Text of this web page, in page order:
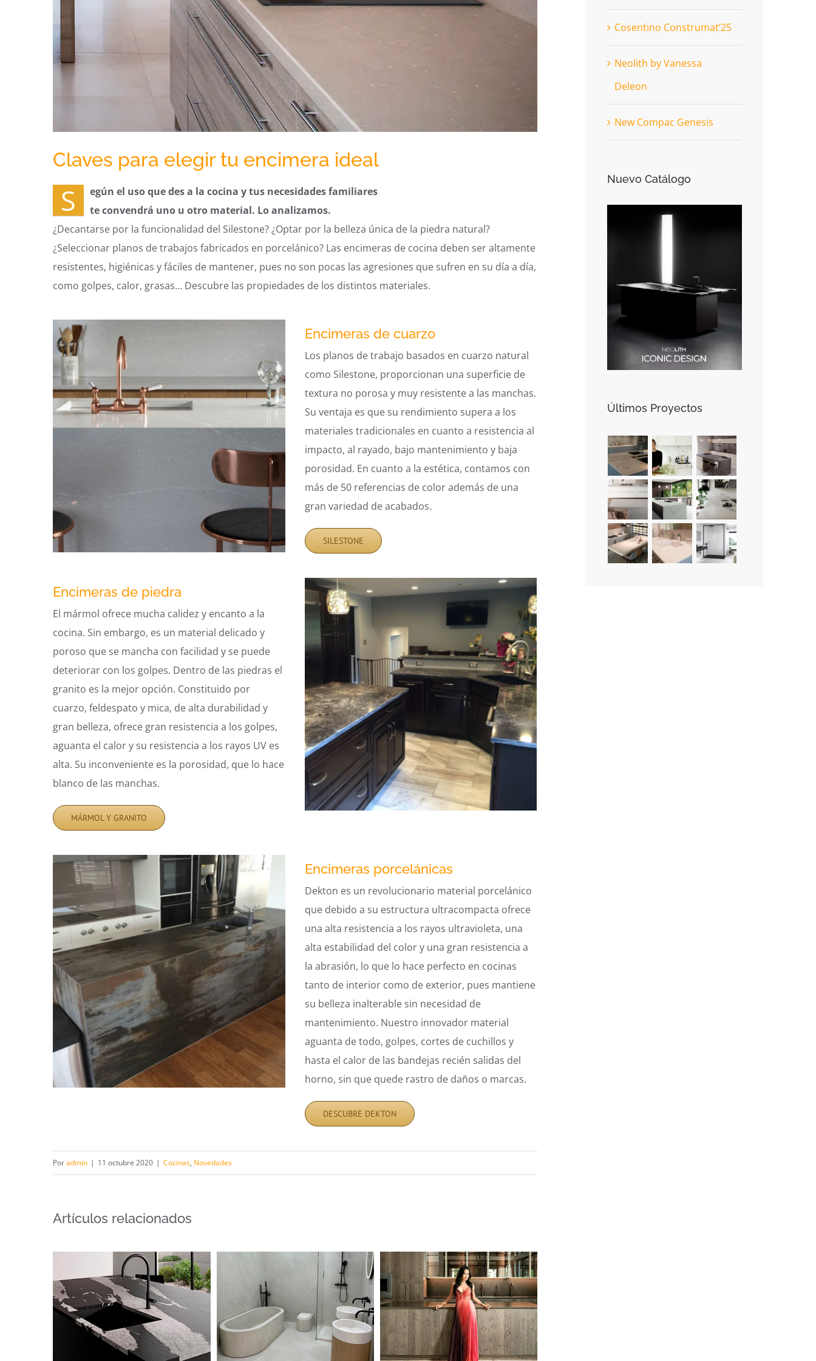
Claves para elegir tu encimera ideal
S
egún el uso que des a la cocina y tus necesidades familiares
te convendrá uno u otro material. Lo analizamos.
¿Decantarse por la funcionalidad del Silestone? ¿Optar por la belleza única de la piedra natural?
¿Seleccionar planos de trabajos fabricados en porcelánico? Las encimeras de cocina deben ser altamente
resistentes, higiénicas y fáciles de mantener, pues no son pocas las agresiones que sufren en su día a día,
como golpes, calor, grasas… Descubre las propiedades de los distintos materiales.
Encimeras de cuarzo
Los planos de trabajo basados en cuarzo natural
como Silestone, proporcionan una superficie de
textura no porosa y muy resistente a las manchas.
Su ventaja es que su rendimiento supera a los
materiales tradicionales en cuanto a resistencia al
impacto, al rayado, bajo mantenimiento y baja
porosidad. En cuanto a la estética, contamos con
más de 50 referencias de color además de una
gran variedad de acabados.
SILESTONE
Encimeras de piedra
El mármol ofrece mucha calidez y encanto a la
cocina. Sin embargo, es un material delicado y
poroso que se mancha con facilidad y se puede
deteriorar con los golpes. Dentro de las piedras el
granito es la mejor opción. Constituido por
cuarzo, feldespato y mica, de alta durabilidad y
gran belleza, ofrece gran resistencia a los golpes,
aguanta el calor y su resistencia a los rayos UV es
alta. Su inconveniente es la porosidad, que lo hace
blanco de las manchas.
MÁRMOL Y GRANITO
Encimeras porcelánicas
Dekton es un revolucionario material porcelánico
que debido a su estructura ultracompacta ofrece
una alta resistencia a los rayos ultravioleta, una
alta estabilidad del color y una gran resistencia a
la abrasión, lo que lo hace perfecto en cocinas
tanto de interior como de exterior, pues mantiene
su belleza inalterable sin necesidad de
mantenimiento. Nuestro innovador material
aguanta de todo, golpes, cortes de cuchillos y
hasta el calor de las bandejas recién salidas del
horno, sin que quede rastro de daños o marcas.
DESCUBRE DEKTON
Poradmin | 11 octubre 2020 | Cocinas, Novedades
Artículos relacionados
Cosentino Construmat’25
Neolith by Vanessa
Deleon
New Compac Genesis
Nuevo Catálogo
Últimos Proyectos